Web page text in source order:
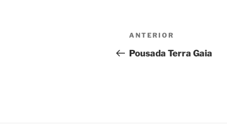
Navegação
de
Post
anterior
ANTERIOR
Pousada Terra Gaia